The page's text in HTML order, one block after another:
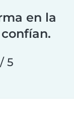
en la
5